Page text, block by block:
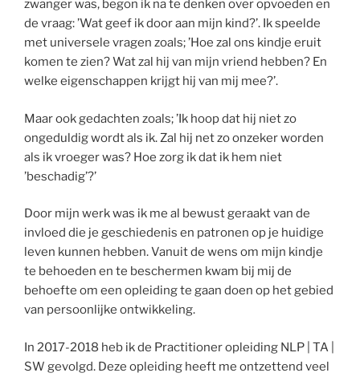
zwanger was, begon ik na te denken over opvoeden en
de vraag: ’Wat geef ik door aan mijn kind?’. Ik speelde
met universele vragen zoals; ’Hoe zal ons kindje eruit
komen te zien? Wat zal hij van mijn vriend hebben? En
welke eigenschappen krijgt hij van mij mee?’.
Maar ook gedachten zoals; ’Ik hoop dat hij niet zo
ongeduldig wordt als ik. Zal hij net zo onzeker worden
als ik vroeger was? Hoe zorg ik dat ik hem niet
’beschadig’?’
Door mijn werk was ik me al bewust geraakt van de
invloed die je geschiedenis en patronen op je huidige
leven kunnen hebben. Vanuit de wens om mijn kindje
te behoeden en te beschermen kwam bij mij de
behoefte om een opleiding te gaan doen op het gebied
van persoonlijke ontwikkeling.
In 2017-2018 heb ik de Practitioner opleiding NLP | TA |
SW gevolgd. Deze opleiding heeft me ontzettend veel